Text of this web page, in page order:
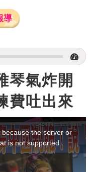
導
琴氣炸開
費吐出來
the server or
is not supported.